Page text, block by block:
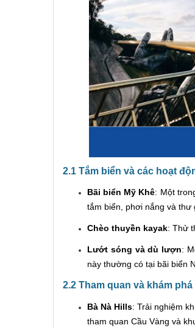
2.1 Tắm biển và các hoạt
Bãi biển Mỹ Khê: Một
tắm biển, phơi nắng và thư
Chèo thuyền kayak: Thử
Lướt sóng và dù lượn:
này thường có tại bãi biển
2.2 Tham quan và khám
Bà Nà Hills: Trải nghiệm
tham quan Cầu Vàng và